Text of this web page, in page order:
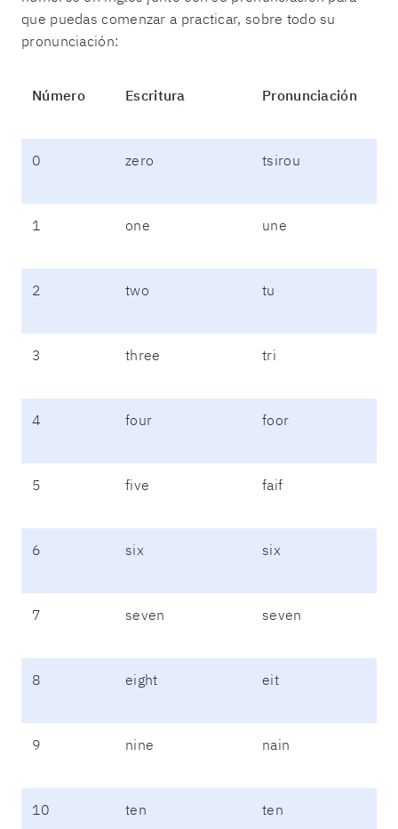
que puedas comenzar a practicar, sobre todo su
pronunciación:
Número Escritura Pronunciación
0 zero tsirou
1 one une
2 two tu
3 three tri
4 four foor
5 five faif
6 six six
7 seven seven
8 eight eit
9 nine nain
10 ten ten